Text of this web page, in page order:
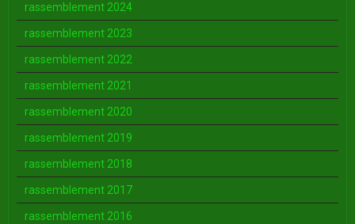
rassemblement 2024
rassemblement 2023
rassemblement 2022
rassemblement 2021
rassemblement 2020
rassemblement 2019
rassemblement 2018
rassemblement 2017
rassemblement 2016